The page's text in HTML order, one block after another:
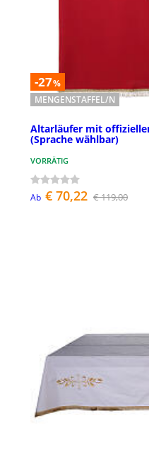
-27%
MENGENSTAFFEL/N
Altarläufer mit
(Sprache wählbar)
VORRÄTIG
Ab € 70,22 € 119,00